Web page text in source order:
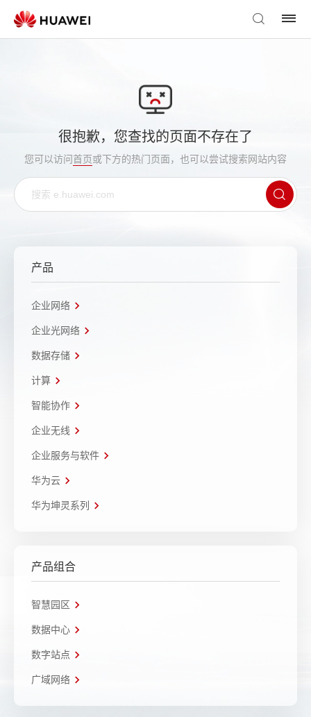
很抱歉，您查找的页面不存在了
您可以访问首页或下方的热门页面，也可以尝试搜索网站内容
产品
企业网络
企业光网络
数据存储
计算
智能协作
企业无线
企业服务与软件
华为云
华为坤灵系列
产品组合
智慧园区
数据中心
数字站点
广域网络